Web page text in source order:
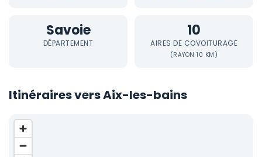
Savoie
DÉPARTEMENT
10
AIRES DE COVOITURAGE
(RAYON 10 KM)
Itinéraires vers Aix-les-bains